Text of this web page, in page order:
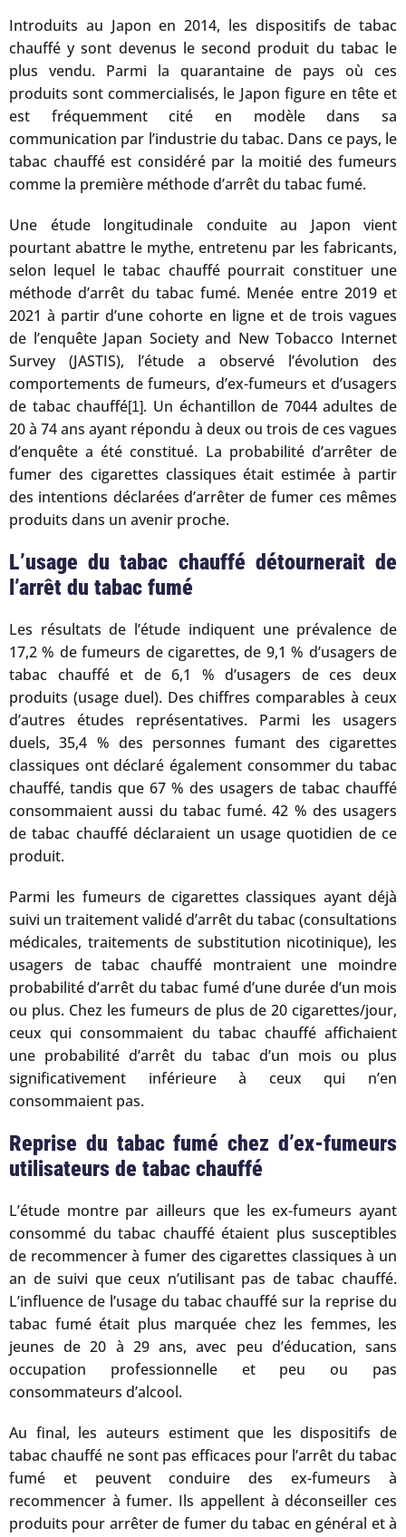
Introduits au Japon en 2014, les dispositifs de tabac
chauffé y sont devenus le second produit du tabac le
plus vendu. Parmi la quarantaine de pays où ces
produits sont commercialisés, le Japon figure en tête et
est fréquemment cité en modèle dans sa
communication par l’industrie du tabac. Dans ce pays, le
tabac chauffé est considéré par la moitié des fumeurs
comme la première méthode d’arrêt du tabac fumé.
Une étude longitudinale conduite au Japon vient
pourtant abattre le mythe, entretenu par les fabricants,
selon lequel le tabac chauffé pourrait constituer une
méthode d’arrêt du tabac fumé. Menée entre 2019 et
2021 à partir d’une cohorte en ligne et de trois vagues
de l’enquête Japan Society and New Tobacco Internet
Survey (JASTIS), l’étude a observé l’évolution des
comportements de fumeurs, d’ex-fumeurs et d’usagers
de tabac chauffé[1]. Un échantillon de 7044 adultes de
20 à 74 ans ayant répondu à deux ou trois de ces vagues
d’enquête a été constitué. La probabilité d’arrêter de
fumer des cigarettes classiques était estimée à partir
des intentions déclarées d’arrêter de fumer ces mêmes
produits dans un avenir proche.
L’usage du tabac chauffé détournerait de
l’arrêt du tabac fumé
Les résultats de l’étude indiquent une prévalence de
17,2 % de fumeurs de cigarettes, de 9,1 % d’usagers de
tabac chauffé et de 6,1 % d’usagers de ces deux
produits (usage duel). Des chiffres comparables à ceux
d’autres études représentatives. Parmi les usagers
duels, 35,4 % des personnes fumant des cigarettes
classiques ont déclaré également consommer du tabac
chauffé, tandis que 67 % des usagers de tabac chauffé
consommaient aussi du tabac fumé. 42 % des usagers
de tabac chauffé déclaraient un usage quotidien de ce
produit.
Parmi les fumeurs de cigarettes classiques ayant déjà
suivi un traitement validé d’arrêt du tabac (consultations
médicales, traitements de substitution nicotinique), les
usagers de tabac chauffé montraient une moindre
probabilité d’arrêt du tabac fumé d’une durée d’un mois
ou plus. Chez les fumeurs de plus de 20 cigarettes/jour,
ceux qui consommaient du tabac chauffé affichaient
une probabilité d’arrêt du tabac d’un mois ou plus
significativement inférieure à ceux qui n’en
consommaient pas.
Reprise du tabac fumé chez d’ex-fumeurs
utilisateurs de tabac chauffé
L’étude montre par ailleurs que les ex-fumeurs ayant
consommé du tabac chauffé étaient plus susceptibles
de recommencer à fumer des cigarettes classiques à un
an de suivi que ceux n’utilisant pas de tabac chauffé.
L’influence de l’usage du tabac chauffé sur la reprise du
tabac fumé était plus marquée chez les femmes, les
jeunes de 20 à 29 ans, avec peu d’éducation, sans
occupation professionnelle et peu ou pas
consommateurs d’alcool.
Au final, les auteurs estiment que les dispositifs de
tabac chauffé ne sont pas efficaces pour l’arrêt du tabac
fumé et peuvent conduire des ex-fumeurs à
recommencer à fumer. Ils appellent à déconseiller ces
produits pour arrêter de fumer du tabac en général et à